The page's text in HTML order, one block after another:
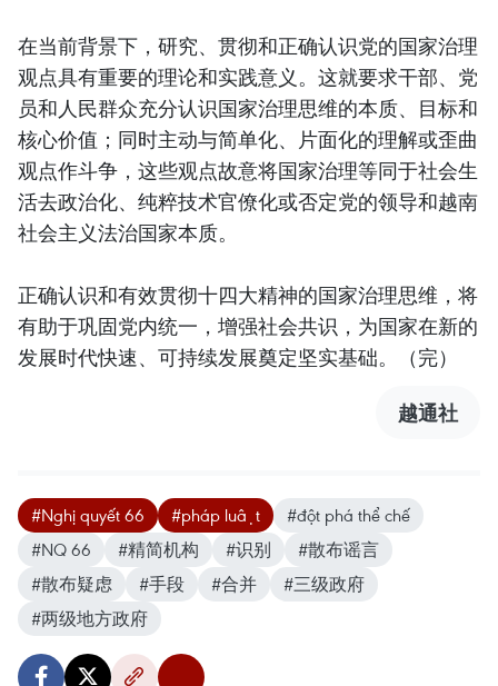
在当前背景下，研究、贯彻和正确认识党的国家治理
观点具有重要的理论和实践意义。这就要求干部、党
员和人民群众充分认识国家治理思维的本质、目标和
核心价值；同时主动与简单化、片面化的理解或歪曲
观点作斗争，这些观点故意将国家治理等同于社会生
活去政治化、纯粹技术官僚化或否定党的领导和越南
社会主义法治国家本质。
正确认识和有效贯彻十四大精神的国家治理思维，将
有助于巩固党内统一，增强社会共识，为国家在新的
发展时代快速、可持续发展奠定坚实基础。（完）
越通社
#Nghị quyết 66 #pháp luật
#đột phá thể chế
#NQ 66
#精简机构 #识别
#散布谣言
#散布疑虑
#手段 #合并
#三级政府
#两级地方政府